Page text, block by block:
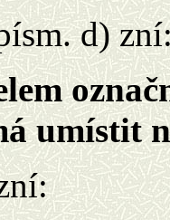
d)
umístit